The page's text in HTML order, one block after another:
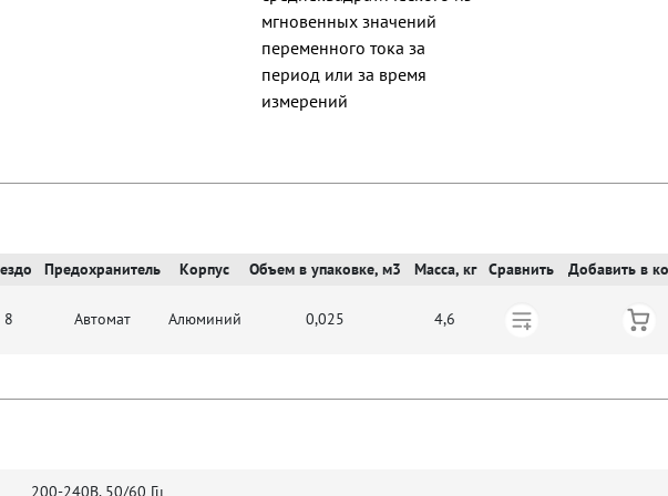
мгновенных значений
переменного тока за
период или за время
измерений
Предохранитель Корпус Объем в упаковке, м3 Масса, кг Сравнить Добавить в
8 Автомат Алюминий 0,025 4,6
200-240В, 50/60 Гц